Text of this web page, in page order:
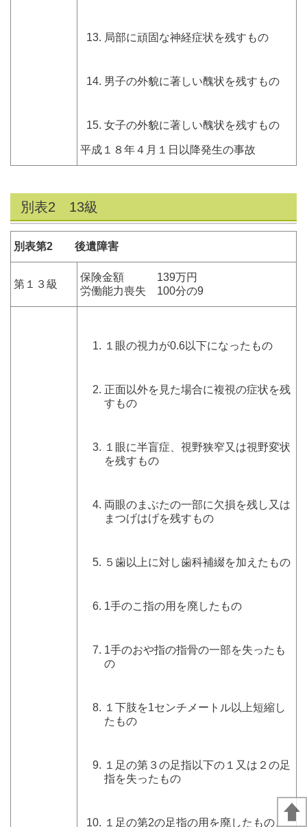
局部に頑固な神経症状を残すもの
男子の外貌に著しい醜状を残すもの
女子の外貌に著しい醜状を残すもの
平成１８年４月１日以降発生の事故
別表2 13級
別表第2 後遺障害
第１３級
保険金額 139万円
労働能力喪失 100分の9
１眼の視力が0.6以下になったもの
正面以外を見た場合に複視の症状を残
すもの
１眼に半盲症、視野狭窄又は視野変状
を残すもの
両眼のまぶたの一部に欠損を残し又は
まつげはげを残すもの
５歯以上に対し歯科補綴を加えたもの
1手のこ指の用を廃したもの
1手のおや指の指骨の一部を失ったも
の
１下肢を1センチメートル以上短縮し
たもの
１足の第３の足指以下の１又は２の足
指を失ったもの
１足の第2の足指の用を廃したもの、